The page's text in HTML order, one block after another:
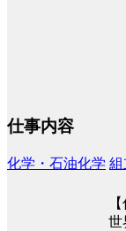
仕事内容
化学・石油化学 組
世